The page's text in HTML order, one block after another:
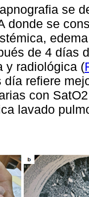
se
donde se
de 4 días
y radiológica (
día refiere
con
lavado